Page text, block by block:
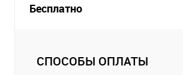
Бесплатно
СПОСОБЫ ОПЛАТЫ